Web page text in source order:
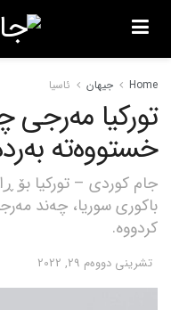
Home جیهان ئاسیا
تورکیا
خستووەتە
جام کوردی – تورکیا بۆ
باکوری سوریا، چەند
کردووە.
تشرینی دووه‌م 29, 2022